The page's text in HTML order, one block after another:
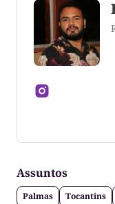
Tocantins
Assuntos
Palmas Tocantins